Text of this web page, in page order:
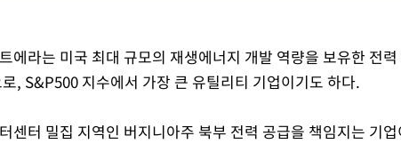
에라는 미국 최대 규모의 재생에너지 개발 역량을 보유한 전
, S&P500 지수에서 가장 큰 유틸리티 기업이기도 하다.
센터 밀집 지역인 버지니아주 북부 전력 공급을 책임지는 기